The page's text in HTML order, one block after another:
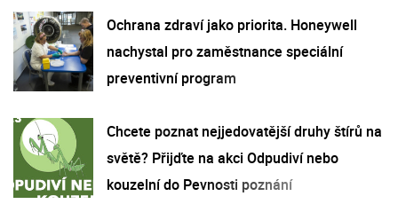
Ochrana zdraví jako priorita. Honeywell
nachystal pro zaměstnance speciální
preventivní program
Chcete poznat nejjedovatější druhy štírů na
světě? Přijďte na akci Odpudiví nebo
kouzelní do Pevnosti poznání